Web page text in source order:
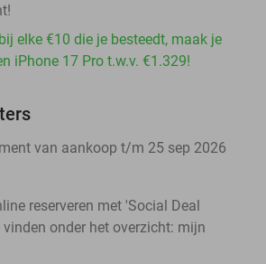
elke €10 die je besteedt, maak je
iPhone 17 Pro t.w.v. €1.329!
van aankoop t/m 25 sep 2026
reserveren met 'Social Deal
vinden onder het overzicht: mijn